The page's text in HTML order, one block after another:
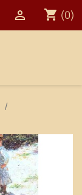
shopping_cart (0)
